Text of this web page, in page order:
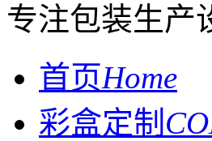
专注包装生产
首页Home
彩盒定制